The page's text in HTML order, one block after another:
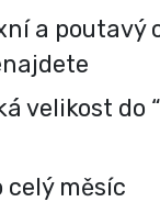
a poutavý
velikost do
celý měsíc